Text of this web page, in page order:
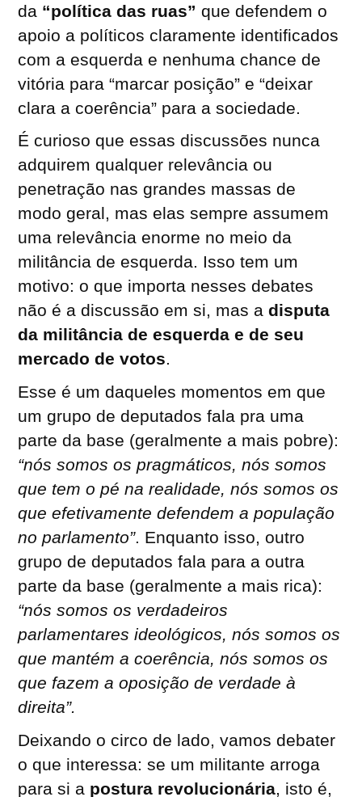
da “política das ruas”que defendem o
apoio a políticos claramente identificados
com a esquerda e nenhuma chance de
vitória para “marcar posição” e “deixar
clara a coerência” para a sociedade.
É curioso que essas discussões nunca
adquirem qualquer relevância ou
penetração nas grandes massas de
modo geral, mas elas sempre assumem
uma relevância enorme no meio da
militância de esquerda. Isso tem um
motivo: o que importa nesses debates
não é a discussão em si, mas adisputa
da militância de esquerda e de seu
mercado de votos.
Esse é um daqueles momentos em que
um grupo de deputados fala pra uma
parte da base (geralmente a mais pobre):
“nós somos os pragmáticos, nós somos
que tem o pé na realidade, nós somos os
que efetivamente defendem a população
no parlamento”. Enquanto isso, outro
grupo de deputados fala para a outra
parte da base (geralmente a mais rica):
“nós somos os verdadeiros
parlamentares ideológicos, nós somos os
que mantém a coerência, nós somos os
que fazem a oposição de verdade à
direita”.
Deixando o circo de lado, vamos debater
o que interessa: se um militante arroga
para si a postura revolucionária, isto é,